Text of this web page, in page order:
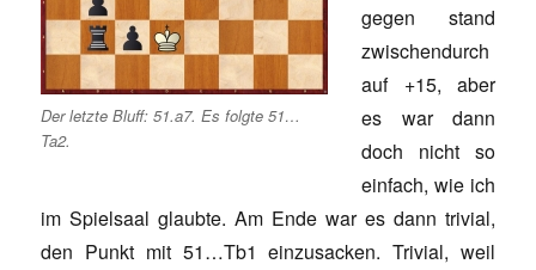
Der letzte Bluff: 51.a7. Es folgte 51…
Ta2.
gegen stand
zwischendurch
auf +15, aber
es war dann
doch nicht so
einfach, wie ich
im Spielsaal glaubte. Am Ende war es dann trivial,
den Punkt mit 51…Tb1 einzusacken. Trivial, weil